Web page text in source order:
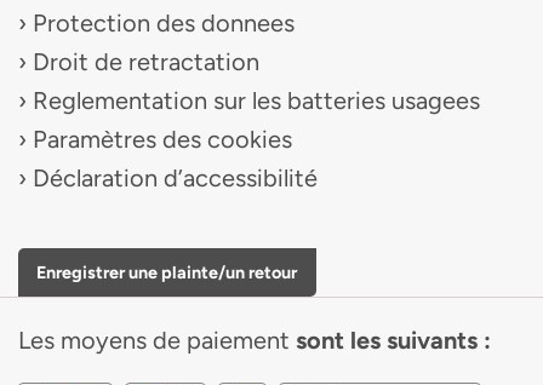
Protection des donnees
Droit de retractation
Reglementation sur les batteries usagees
Paramètres des cookies
Déclaration d’accessibilité
Enregistrer une plainte/un retour
Les moyens de paiement sont les suivants :